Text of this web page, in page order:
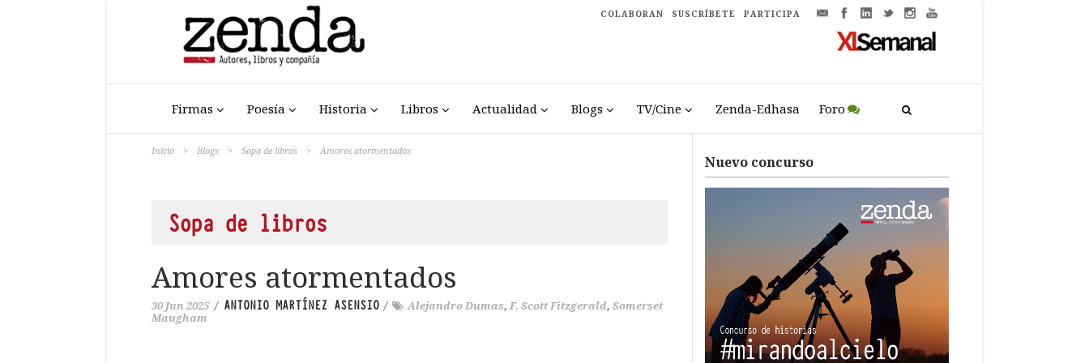
COLABORAN SUSCRÍBETE PARTICIPA
Firmas Poesía Historia Libros Actualidad Blogs TV/Cine Zenda-Edhasa Foro
Inicio > Blogs > Sopa de libros > Amores atormentados
Sopa de libros
Amores atormentados
30 Jun 2025 / ANTONIO MARTÍNEZ ASENSIO / Alejandro Dumas, F. Scott Fitzgerald, Somerset
Maugham
Nuevo concurso